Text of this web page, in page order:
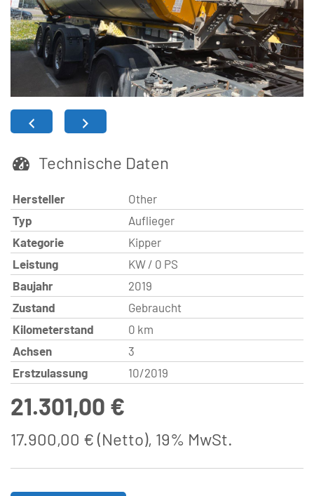
Technische Daten
Hersteller
Other
Typ
Auflieger
Kategorie
Kipper
Leistung
KW / 0 PS
Baujahr
2019
Zustand
Gebraucht
Kilometerstand
0 km
Achsen
3
Erstzulassung
10/2019
21.301,00 €
17.900,00 € (Netto) 19% MwSt.